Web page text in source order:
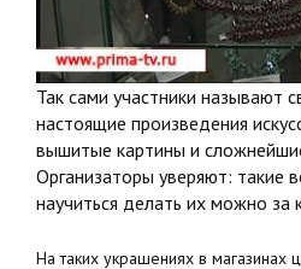
Так сами участники называют
настоящие произведения
вышитые картины и
Организаторы уверяют: такие
научиться делать их можно за
На таких украшениях в магазинах